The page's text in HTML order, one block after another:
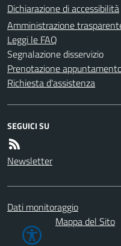
Dichiarazione di accessibilità
Amministrazione
Leggi le FAQ
Segnalazione disservizio
Prenotazione
Richiesta d'assistenza
SEGUICI SU
Newsletter
Dati monitoraggio
Mappa del Sito